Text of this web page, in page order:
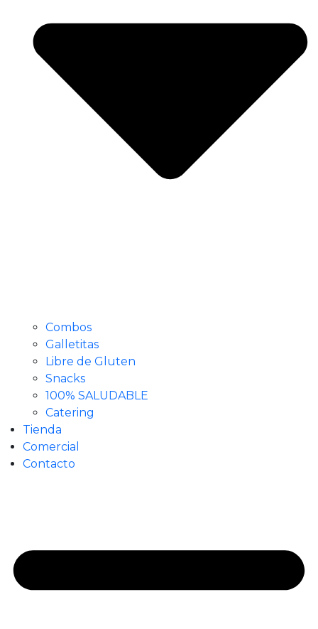
Combos
Galletitas
Libre de Gluten
Snacks
100% SALUDABLE
Catering
Tienda
Comercial
Contacto